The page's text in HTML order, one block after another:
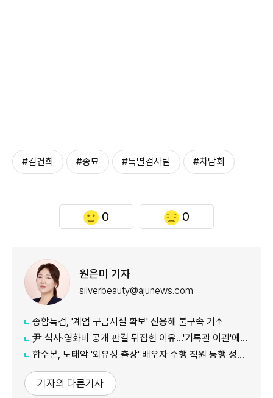
#김건희 #종묘 #특별검사팀 #차담회
0 0
원은미 기자
silverbeauty@ajunews.com
종합특검, '계엄 구금시설 확보' 신용해 불구속 기소
尹 식사·영화비 공개 판결 뒤집힌 이유…'기록관 이관'에 소송 실익 쟁점
합수본, 노태악 '외유성 출장' 배우자 수행 직원 동행 정황 포착
기자의 다른기사